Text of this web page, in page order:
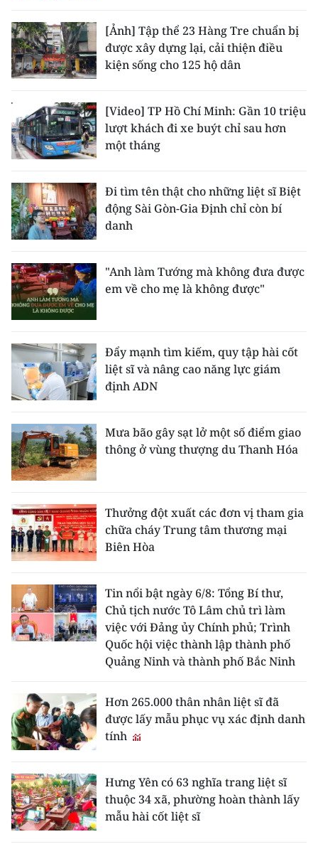
[Ảnh] Tập thể 23 Hàng Tre chuẩn bị
được xây dựng lại, cải thiện điều
kiện sống cho 125 hộ dân
[Video] TP Hồ Chí Minh: Gần 10 triệu
lượt khách đi xe buýt chỉ sau hơn
một tháng
Đi tìm tên thật cho những liệt sĩ Biệt
động Sài Gòn-Gia Định chỉ còn bí
danh
"Anh làm Tướng mà không đưa được
em về cho mẹ là không được"
Đẩy mạnh tìm kiếm, quy tập hài cốt
liệt sĩ và nâng cao năng lực giám
định ADN
Mưa bão gây sạt lở một số điểm giao
thông ở vùng thượng du Thanh Hóa
Thưởng đột xuất các đơn vị tham gia
chữa cháy Trung tâm thương mại
Biên Hòa
Tin nổi bật ngày 6/8: Tổng Bí thư,
Chủ tịch nước Tô Lâm chủ trì làm
việc với Đảng ủy Chính phủ; Trình
Quốc hội việc thành lập thành phố
Quảng Ninh và thành phố Bắc Ninh
Hơn 265.000 thân nhân liệt sĩ đã
được lấy mẫu phục vụ xác định danh
tính
Hưng Yên có 63 nghĩa trang liệt sĩ
thuộc 34 xã, phường hoàn thành lấy
mẫu hài cốt liệt sĩ